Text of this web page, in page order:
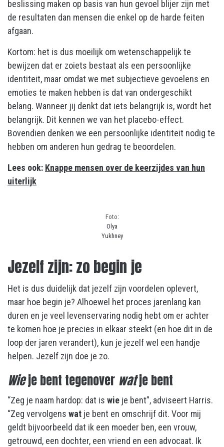
beslissing maken op basis van hun gevoel blijer zijn met
de resultaten dan mensen die enkel op de harde feiten
afgaan.
Kortom: het is dus moeilijk om wetenschappelijk te
bewijzen dat er zoiets bestaat als een persoonlijke
identiteit, maar omdat we met subjectieve gevoelens en
emoties te maken hebben is dat van ondergeschikt
belang. Wanneer jij denkt dat iets belangrijk is, wordt het
belangrijk. Dit kennen we van het placebo-effect.
Bovendien denken we een persoonlijke identiteit nodig te
hebben om anderen hun gedrag te beoordelen.
Lees ook: Knappe mensen over de keerzijdes van hun
uiterlijk
Foto:
Olya
Yukhney
Jezelf zijn: zo begin je
Het is dus duidelijk dat jezelf zijn voordelen oplevert,
maar hoe begin je? Alhoewel het proces jarenlang kan
duren en je veel levenservaring nodig hebt om er achter
te komen hoe je precies in elkaar steekt (en hoe dit in de
loop der jaren verandert), kun je jezelf wel een handje
helpen. Jezelf zijn doe je zo.
Wieje bent tegenover watje bent
“Zeg je naam hardop: dat is wie je bent”, adviseert Harris.
“Zeg vervolgens wat je bent en omschrijf dit. Voor mij
geldt bijvoorbeeld dat ik een moeder ben, een vrouw,
getrouwd, een dochter, een vriend en een advocaat. Ik